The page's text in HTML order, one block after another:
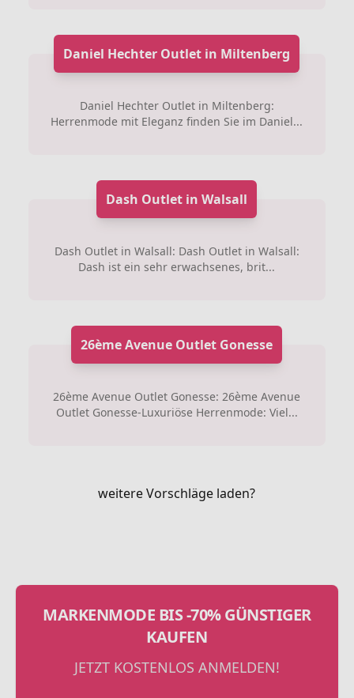
Daniel Hechter Outlet in Miltenberg
Daniel Hechter Outlet in Miltenberg:
Herrenmode mit Eleganz finden Sie im Daniel...
Dash Outlet in Walsall
Dash Outlet in Walsall: Dash Outlet in Walsall:
Dash ist ein sehr erwachsenes, brit...
26ème Avenue Outlet Gonesse
26ème Avenue Outlet Gonesse: 26ème Avenue
Outlet Gonesse-Luxuriöse Herrenmode: Viel...
weitere Vorschläge laden?
MARKENMODE BIS -70% GÜNSTIGER
KAUFEN
JETZT KOSTENLOS ANMELDEN!